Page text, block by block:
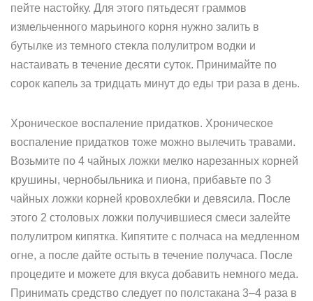
пейте настойку. Для этого пятьдесят граммов
измельченного марьиного корня нужно залить в
бутылке из темного стекла полулитром водки и
настаивать в течение десяти суток. Принимайте по
сорок капель за тридцать минут до еды три раза в день.
Хроническое воспаление придатков. Хроническое
воспаление придатков тоже можно вылечить травами.
Возьмите по 4 чайных ложки мелко нарезанных корней
крушины, чернобыльника и пиона, прибавьте по 3
чайных ложки корней кровохлебки и девясила. После
этого 2 столовых ложки получившиеся смеси залейте
полулитром кипятка. Кипятите с полчаса на медленном
огне, а после дайте остыть в течение получаса. После
процедите и можете для вкуса добавить немного меда.
Принимать средство следует по полстакана 3–4 раза в